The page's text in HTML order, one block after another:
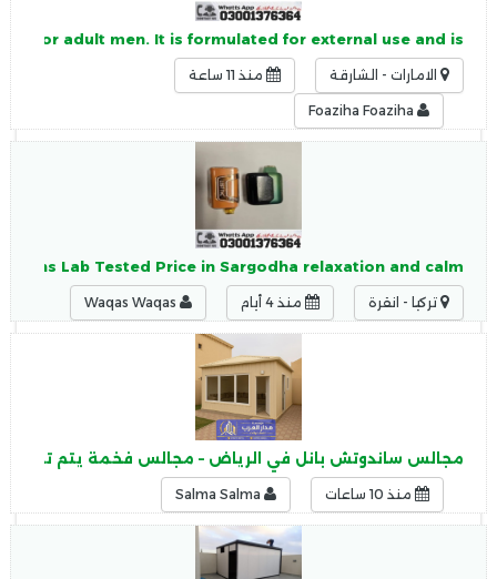
for adult men. It is formulated for external use and is
الامارات - الشارقة منذ 11 ساعة
Pens Lab Tested Price in Sargodha relaxation and calm
تركيا - انقرة منذ 4 أيام
مجالس ساندوتش بانل في الرياض – مجالس فخمة يتم تنفيذها
منذ 10 ساعات